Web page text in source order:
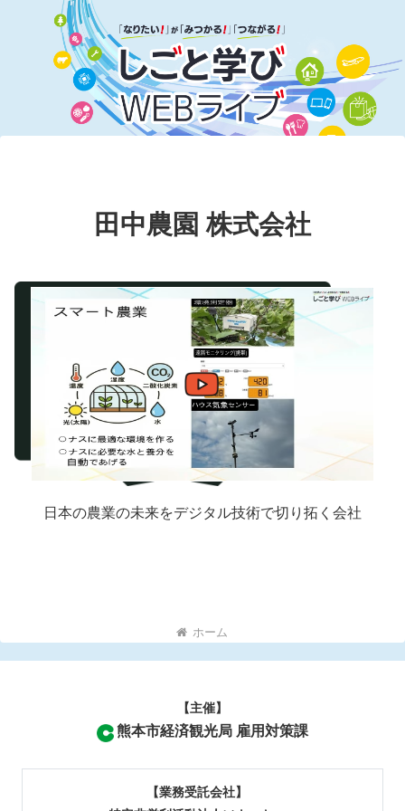
田中農園 株式会社
日本の農業の未来をデジタル技術で切り拓く会社
ホーム
【主催】
熊本市経済観光局 雇用対策課
【業務受託会社】